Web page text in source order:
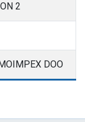
2
DOO